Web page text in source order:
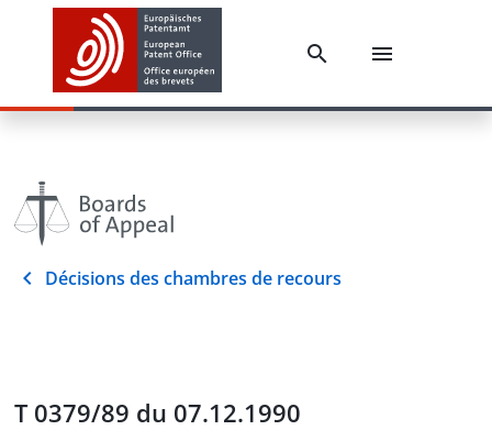
Décisions des chambres de recours
T 0379/89 du 07.12.1990